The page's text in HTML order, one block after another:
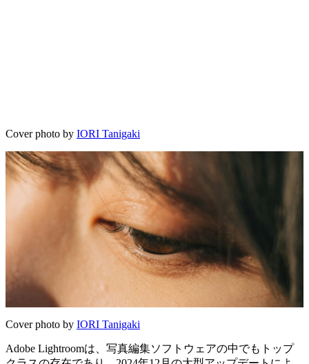
Cover photo by IORI Tanigaki
Cover photo by IORI Tanigaki
Adobe Lightroomは、写真編集ソフトウェアの中でもトップ